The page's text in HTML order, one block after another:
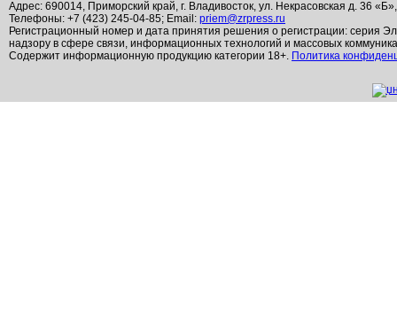
Адрес: 690014, Приморский край, г. Владивосток, ул. Некрасовская д. 36
Телефоны: +7 (423) 245-04-85; Email: priem@zrpress.ru
Регистрационный номер и дата принятия решения о регистрации: серия
надзору в сфере связи, информационных технологий и массовых
Содержит информационную продукцию категории 18+. Политика